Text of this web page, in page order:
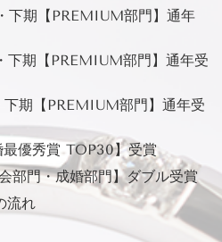
期【PREMIUM部門】通年
期【PREMIUM部門】通年受
期【PREMIUM部門】通年受
優秀賞 TOP30】受賞
部門・成婚部門】ダブル受賞
流れ